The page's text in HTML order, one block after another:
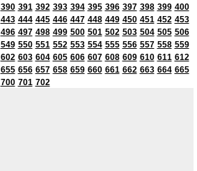
390 391 392 393 394 395 396 397 398 399 400
443 444 445 446 447 448 449 450 451 452 453
496 497 498 499 500 501 502 503 504 505 506
549 550 551 552 553 554 555 556 557 558 559
602 603 604 605 606 607 608 609 610 611 612
655 656 657 658 659 660 661 662 663 664 665
700 701 702